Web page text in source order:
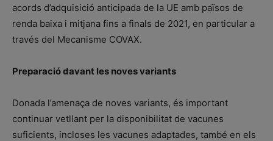
acords d’adquisició anticipada de la UE amb països de
renda baixa i mitjana fins a finals de 2021, en particular a
través del Mecanisme COVAX.
Preparació davant les noves variants
Donada l’amenaça de noves variants, és important
continuar vetllant per la disponibilitat de vacunes
suficients, incloses les vacunes adaptades, també en els